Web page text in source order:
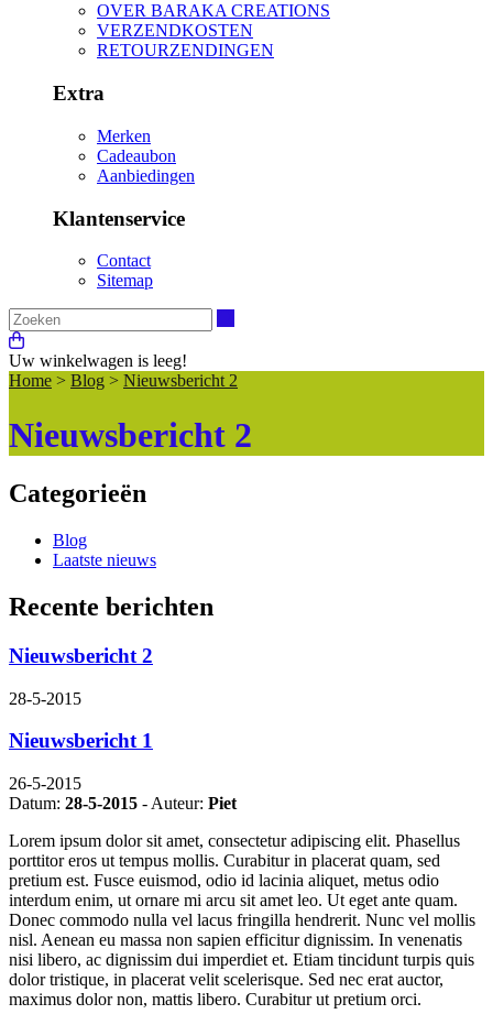
OVER BARAKA CREATIONS
VERZENDKOSTEN
RETOURZENDINGEN
Extra
Merken
Cadeaubon
Aanbiedingen
Klantenservice
Contact
Sitemap
Uw winkelwagen is leeg!
Home > Blog > Nieuwsbericht 2
Nieuwsbericht 2
Categorieën
Blog
Laatste nieuws
Recente berichten
Nieuwsbericht 2
28-5-2015
Nieuwsbericht 1
26-5-2015
Datum: 28-5-2015 - Auteur: Piet
Lorem ipsum dolor sit amet, consectetur adipiscing elit. Phasellus
porttitor eros ut tempus mollis. Curabitur in placerat quam, sed
pretium est. Fusce euismod, odio id lacinia aliquet, metus odio
interdum enim, ut ornare mi arcu sit amet leo. Ut eget ante quam.
Donec commodo nulla vel lacus fringilla hendrerit. Nunc vel mollis
nisl. Aenean eu massa non sapien efficitur dignissim. In venenatis
nisi libero, ac dignissim dui imperdiet et. Etiam tincidunt turpis quis
dolor tristique, in placerat velit scelerisque. Sed nec erat auctor,
maximus dolor non, mattis libero. Curabitur ut pretium orci.